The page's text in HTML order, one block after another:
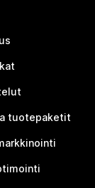
tuotepaketit